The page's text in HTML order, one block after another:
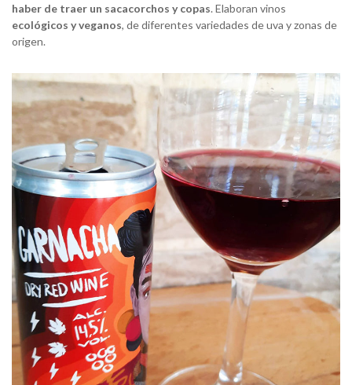
haber de traer un sacacorchos y copas. Elaboran vinos
ecológicos y veganos, de diferentes variedades de uva y zonas de
origen.